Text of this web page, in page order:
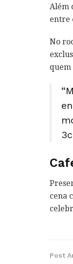
Além
entre
No
quem
cena
Post